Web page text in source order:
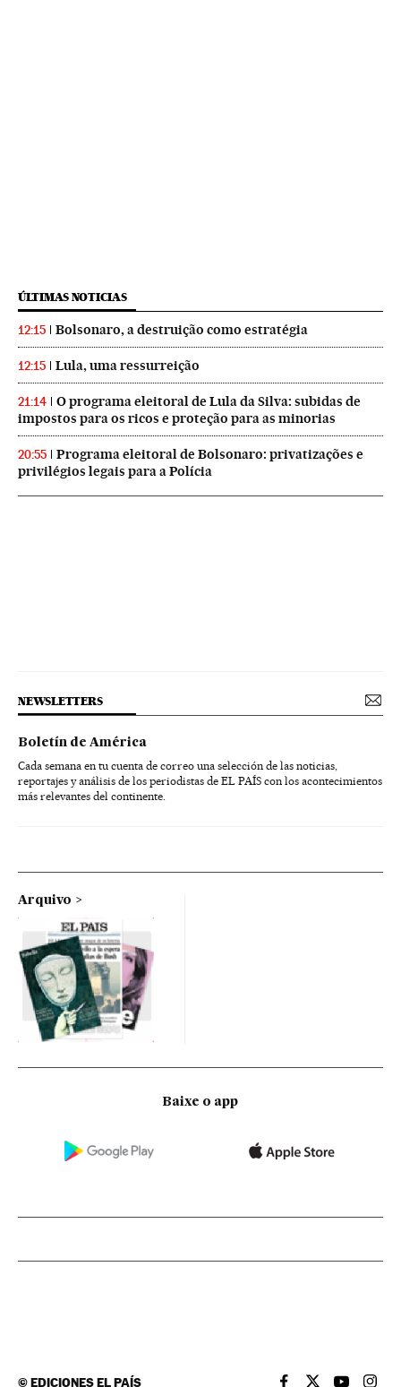
ÚLTIMAS NOTICIAS
12:15 Bolsonaro, a destruição como estratégia
12:15 Lula, uma ressurreição
21:14
O programa eleitoral de Lula da Silva: subidas de
impostos para os ricos e proteção para as minorias
20:55
Programa eleitoral de Bolsonaro: privatizações e
privilégios legais para a Polícia
NEWSLETTERS
Boletín de América
Cada semana en tu cuenta de correo una selección de las noticias,
reportajes y análisis de los periodistas de EL PAÍS con los acontecimientos
más relevantes del continente.
Arquivo
Baixe o app
©EDICIONES EL PAÍS